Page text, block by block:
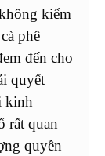
kiểm
phê
đến cho
quyết
kinh
rất quan
quyền